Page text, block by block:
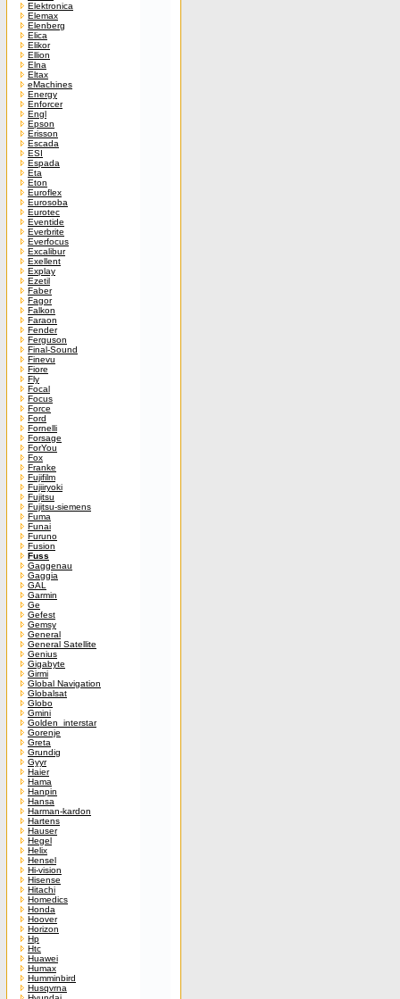
Elektronica
Elemax
Elenberg
Elica
Elikor
Ellion
Elna
Eltax
eMachines
Energy
Enforcer
Engl
Epson
Erisson
Escada
ESI
Espada
Eta
Eton
Euroflex
Eurosoba
Eurotec
Eventide
Everbrite
Everfocus
Excalibur
Exellent
Explay
Ezetil
Faber
Fagor
Falkon
Faraon
Fender
Ferguson
Final-Sound
Finevu
Fiore
Fly
Focal
Focus
Force
Ford
Fornelli
Forsage
ForYou
Fox
Franke
Fujifilm
Fujiiryoki
Fujitsu
Fujitsu-siemens
Fuma
Funai
Furuno
Fusion
Fuss
Gaggenau
Gaggia
GAL
Garmin
Ge
Gefest
Gemsy
General
General Satellite
Genius
Gigabyte
Girmi
Global Navigation
Globalsat
Globo
Gmini
Golden_interstar
Gorenje
Greta
Grundig
Gyyr
Haier
Hama
Hanpin
Hansa
Harman-kardon
Hartens
Hauser
Hegel
Helix
Hensel
Hi-vision
Hisense
Hitachi
Homedics
Honda
Hoover
Horizon
Hp
Htc
Huawei
Humax
Humminbird
Husqvrna